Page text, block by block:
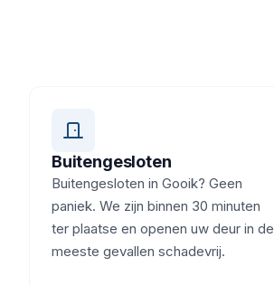
Buitengesloten
Buitengesloten in Gooik? Geen
paniek. We zijn binnen 30 minuten
ter plaatse en openen uw deur in de
meeste gevallen schadevrij.